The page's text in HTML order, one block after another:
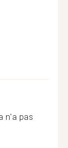
n'a pas